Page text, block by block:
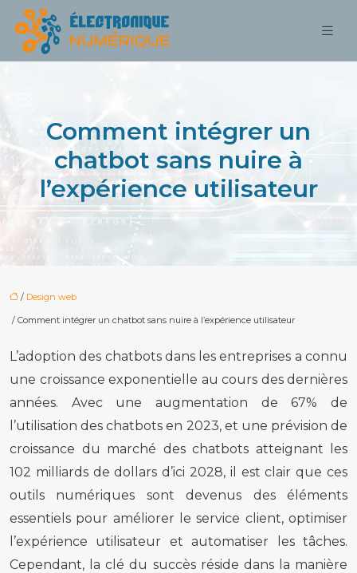
Comment intégrer un
chatbot sans nuire à
l’expérience utilisateur
/ Design web
/ Comment intégrer un chatbot sans nuire à l’expérience utilisateur
L’adoption des chatbots dans les entreprises a connu
une croissance exponentielle au cours des dernières
années. Avec une augmentation de 67% de
l’utilisation des chatbots en 2023, et une prévision de
croissance du marché des chatbots atteignant les
102 milliards de dollars d’ici 2028, il est clair que ces
outils numériques sont devenus des éléments
essentiels pour améliorer le service client, optimiser
l’expérience utilisateur et automatiser les tâches.
Cependant, la clé du succès réside dans la manière